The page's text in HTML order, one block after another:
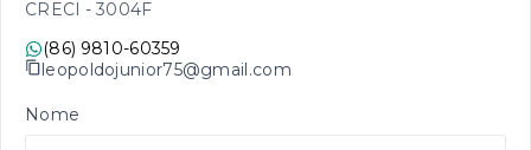
CRECI - 3004F
(86) 9810-60359
leopoldojunior75@gmail.com
Nome